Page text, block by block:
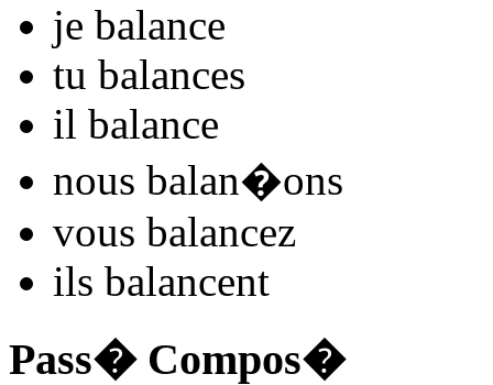
je balance
tu balances
il balance
nous balan�ons
vous balancez
ils balancent
Pass� Compos�